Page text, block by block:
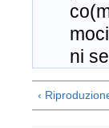
co(m)
mocit
ni seit
‹